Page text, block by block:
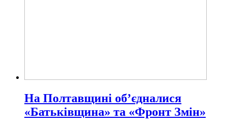
На Полтавщині об’єдналися
«Батьківщина» та «Фронт Змін»